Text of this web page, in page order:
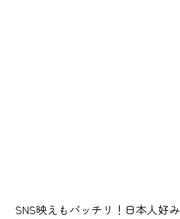
SNS映えもバッチリ！日本人好